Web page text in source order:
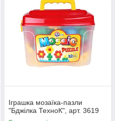
Іграшка мозаїка-пазли
"Бджілка ТехноК", арт. 3619